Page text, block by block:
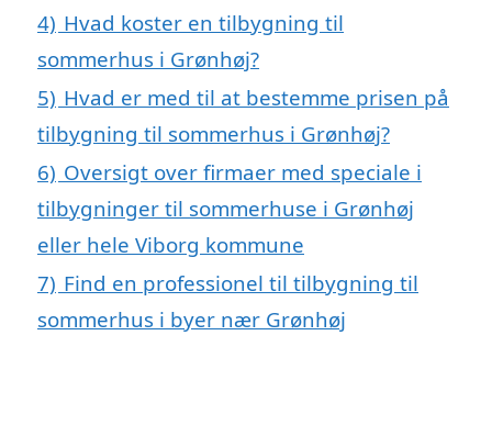
4) Hvad koster en tilbygning til
sommerhus i Grønhøj?
5) Hvad er med til at bestemme prisen på
tilbygning til sommerhus i Grønhøj?
6) Oversigt over firmaer med speciale i
tilbygninger til sommerhuse i Grønhøj
eller hele Viborg kommune
7) Find en professionel til tilbygning til
sommerhus i byer nær Grønhøj